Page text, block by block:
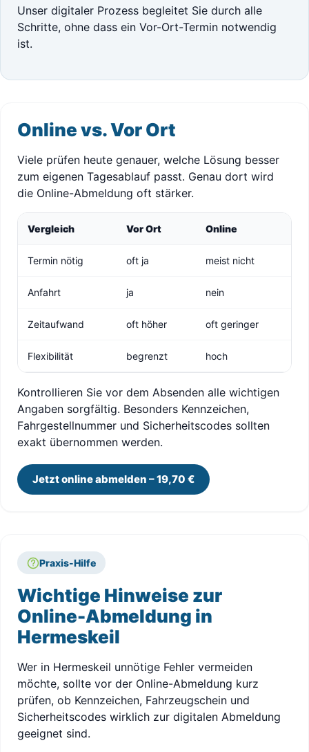
Unser digitaler Prozess begleitet Sie durch alle
Schritte, ohne dass ein Vor-Ort-Termin notwendig
ist.
Online vs. Vor Ort
Viele prüfen heute genauer, welche Lösung besser
zum eigenen Tagesablauf passt. Genau dort wird
die Online-Abmeldung oft stärker.
Vergleich Vor Ort Online
Termin nötig oft ja meist nicht
Anfahrt ja nein
Zeitaufwand oft höher oft geringer
Flexibilität begrenzt hoch
Kontrollieren Sie vor dem Absenden alle wichtigen
Angaben sorgfältig. Besonders Kennzeichen,
Fahrgestellnummer und Sicherheitscodes sollten
exakt übernommen werden.
Jetzt online abmelden – 19,70 €
Praxis-Hilfe
Wichtige Hinweise zur
Online-Abmeldung in
Hermeskeil
Wer in Hermeskeil unnötige Fehler vermeiden
möchte, sollte vor der Online-Abmeldung kurz
prüfen, ob Kennzeichen, Fahrzeugschein und
Sicherheitscodes wirklich zur digitalen Abmeldung
geeignet sind.